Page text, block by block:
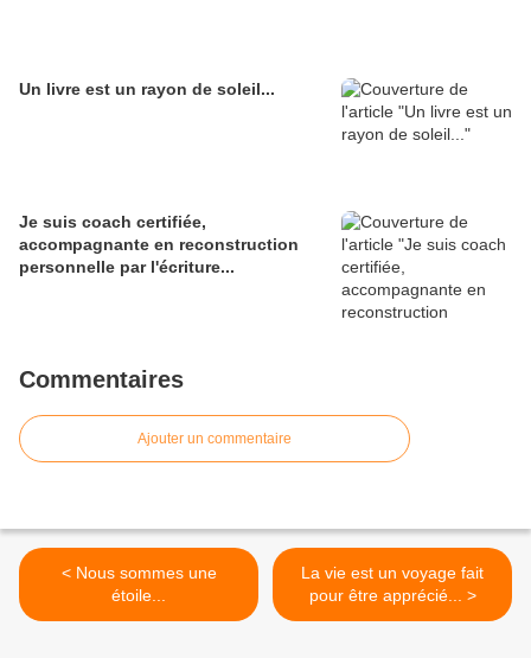
Un livre est un rayon de soleil...
Je suis coach certifiée,
accompagnante en reconstruction
personnelle par l'écriture...
Commentaires
Ajouter un commentaire
< Nous sommes une
étoile...
La vie est un voyage fait
pour être apprécié... >